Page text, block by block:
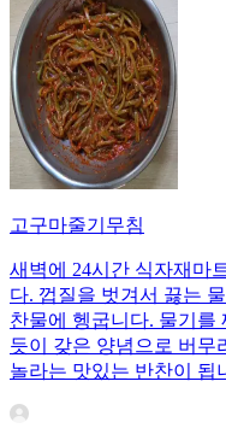
고구마줄기무침
새벽에 24시간 식자재마
다. 껍질을 벗겨서 끓는
찬물에 헹굽니다. 물기를
듯이 갖은 양념으로 버무
놀라는 맛있는 반찬이 됩